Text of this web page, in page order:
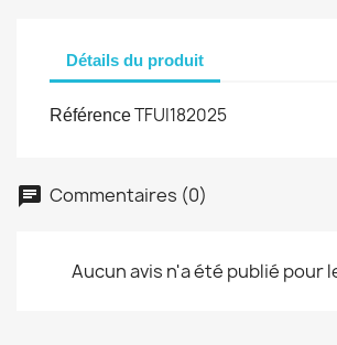
Détails du produit
RéférenceTFUI182025
Commentaires (0)
Aucun avis n'a été publié pour